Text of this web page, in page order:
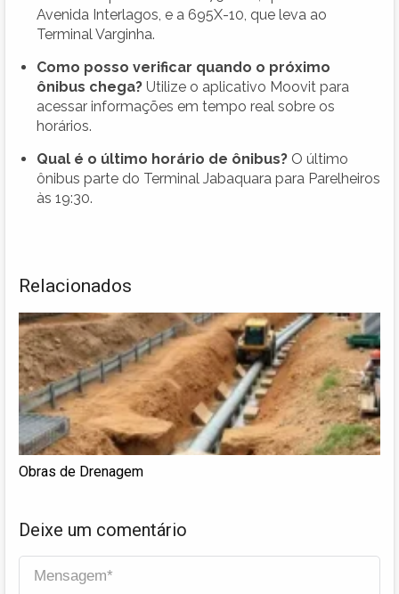
Avenida Interlagos, e a 695X-10, que leva ao
Terminal Varginha.
Como posso verificar quando o próximo
ônibus chega? Utilize o aplicativo Moovit para
acessar informações em tempo real sobre os
horários.
Qual é o último horário de ônibus? O último
ônibus parte do Terminal Jabaquara para Parelheiros
às 19:30.
Relacionados
Obras de Drenagem
Deixe um comentário